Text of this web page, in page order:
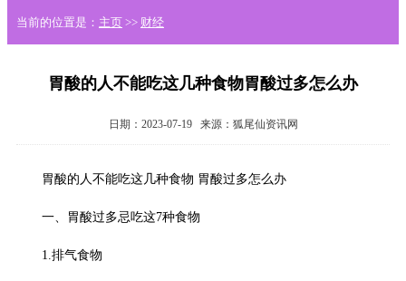
当前的位置是： 主页 >> 财经
胃酸的人不能吃这几种食物胃酸过多怎么办
日期：2023-07-19 来源：狐尾仙资讯网
胃酸的人不能吃这几种食物 胃酸过多怎么办
一、胃酸过多忌吃这7种食物
1.排气食物